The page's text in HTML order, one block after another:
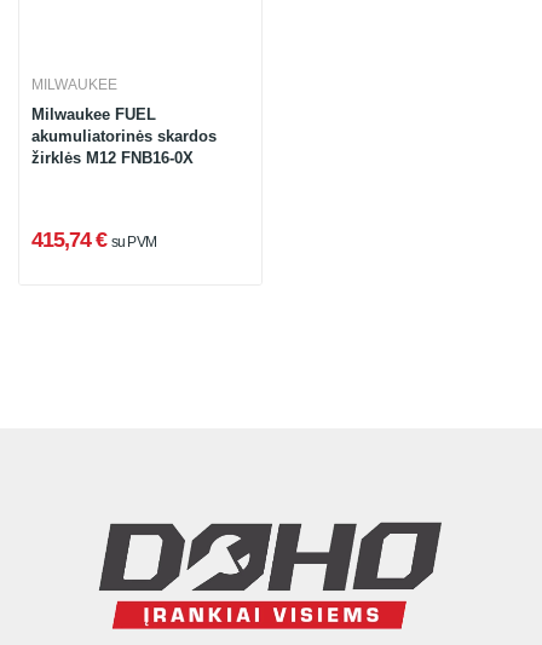
MILWAUKEE
Milwaukee FUEL
akumuliatorinės skardos
žirklės M12 FNB16-0X
415,74 € su PVM